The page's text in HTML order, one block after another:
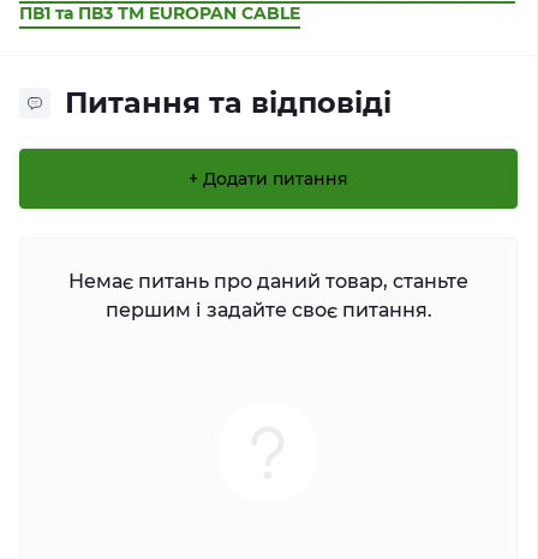
ПВ1 та ПВ3 ТМ EUROPAN CABLE
Питання та відповіді
+ Додати питання
Немає питань про даний товар, станьте
першим і задайте своє питання.